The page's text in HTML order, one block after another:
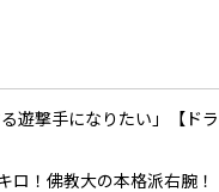
遊撃手になりたい」【ドラ
ロ！佛教大の本格派右腕！